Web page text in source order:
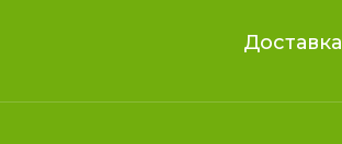
Доставка